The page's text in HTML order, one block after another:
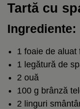
Tartă cu
Ingrediente:
1 foaie de aluat
1 legătură de
2 ouă
100 g brânză
2 linguri